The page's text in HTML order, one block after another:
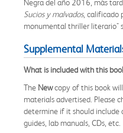
Negra del año 2016, más
Sucios y malvados, calificado
monumental thriller literario"
Supplemental
What is included with this
The Newcopy of this book
materials advertised. Please
determine if it should include
guides, lab manuals, CDs, etc.